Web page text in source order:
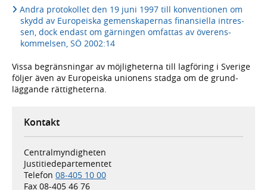
Andra protokollet den 19 juni 1997 till konven­tionen om
skydd av Europeiska gemen­skapernas finansiella intres­
sen, dock endast om gärningen omfattas av överens­
kommelsen, SÖ 2002:14
Vissa begränsningar av möjlig­heterna till lagföring i Sverige
följer även av Europeiska unionens stadga om de grund­
läggande rättig­heterna.
Kontakt
Centralmyndigheten
Justitiedepartementet
Telefon 08-405 10 00
Fax 08-405 46 76